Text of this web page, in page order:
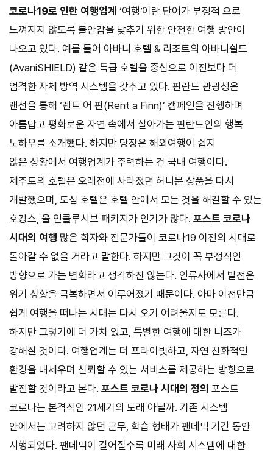
코로나19로 인한 여행업계 ‘여행ʼ이란 단어가 부정적 으로
느껴지지 않도록 불안감을 낮추기 위한 안전한 여행 방안이
나오고 있다. 예를 들어 아바니 호텔 & 리조트의 아바니쉴드
(AvaniSHIELD) 같은 특급 호텔을 중심으로 이전보다 더
엄격한 자체 방역 시스템을 갖추고 있다. 핀란드 관광청은
랜선을 통해 ‘렌트 어 핀(Rent a Finn)’ 캠페인을 진행하며
아름답고 평화로운 자연 속에서 살아가는 핀란드인의 행복
노하우를 소개했다. 하지만 당장은 해외여행이 쉽지
않은 상황에서 여행업계가 주력하는 건 국내 여행이다.
제주도의 호텔은 오래전에 사라졌던 허니문 상품을 다시
개발했으며, 도심 호텔은 호텔 안에서 모든 것을 해결할 수 있는
호캉스, 올 인클루시브 패키지가 인기가 많다. 포스트 코로나
시대의 여행 많은 학자와 전문가들이 코로나19 이전의 시대로
돌아갈 수 없을 거라고 말한다. 하지만 그것이 꼭 부정적인
방향으로 가는 변화라고 생각하진 않는다. 인류사에서 발전은
위기 상황을 극복하면서 이루어졌기 때문이다. 아마 이전만큼
쉽게 여행을 떠나는 시대는 다시 오기 어려울지도 모른다.
하지만 그렇기에 더 가치 있고, 특별한 여행에 대한 니즈가
강해질 것이다. 여행업계는 더 프라이빗하고, 자연 친화적인
환경을 내세우며 신뢰할 수 있는 서비스를 제공하는 방향으로
발전할 것이라고 본다. 포스트 코로나 시대의 정의 포스트
코로나는 본격적인 21세기의 도래 아닐까. 기존 시스템
안에서는 고려하지 않던 근무, 학습 형태가 팬데믹 기간 동안
시행되었다. 팬데믹이 길어질수록 미래 사회 시스템에 대한